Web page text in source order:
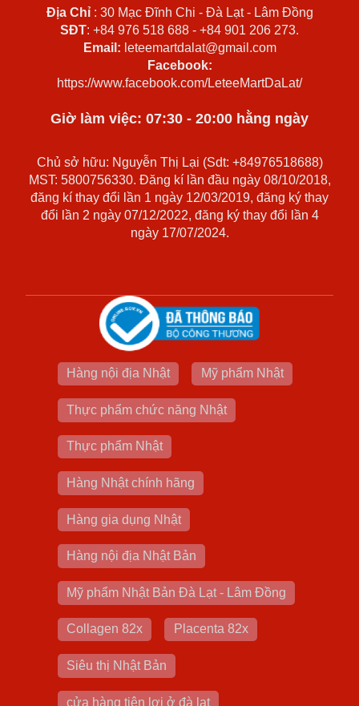
Địa Chỉ: 30 Mạc Đĩnh Chi - Đà Lạt - Lâm Đồng
SĐT: +84 976 518 688 - +84 901 206 273.
Email: leteemartdalat@gmail.com
Facebook:
https://www.facebook.com/LeteeMartDaLat/
Giờ làm việc: 07:30 - 20:00 hằng ngày
Chủ sở hữu: Nguyễn Thị Lại (Sdt: +84976518688)
MST: 5800756330. Đăng kí lần đầu ngày 08/10/2018,
đăng kí thay đổi lần 1 ngày 12/03/2019, đăng ký thay
đổi lần 2 ngày 07/12/2022, đăng ký thay đổi lần 4
ngày 17/07/2024.
Hàng nội địa Nhật Mỹ phẩm Nhật
Thực phẩm chức năng Nhật
Thực phẩm Nhật
Hàng Nhật chính hãng
Hàng gia dụng Nhật
Hàng nội địa Nhật Bản
Mỹ phẩm Nhật Bản Đà Lạt - Lâm Đồng
Collagen 82x Placenta 82x
Siêu thị Nhật Bản
cửa hàng tiện lợi ở đà lạt